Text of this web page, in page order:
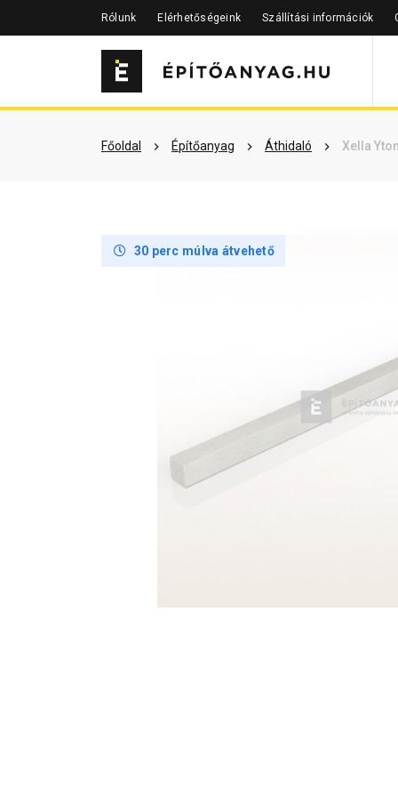
Rólunk Elérhetőségeink Szállítási információk
Főoldal Építőanyag Áthidaló Xella
Szükséged lehet rá
30 perc múlva átvehető